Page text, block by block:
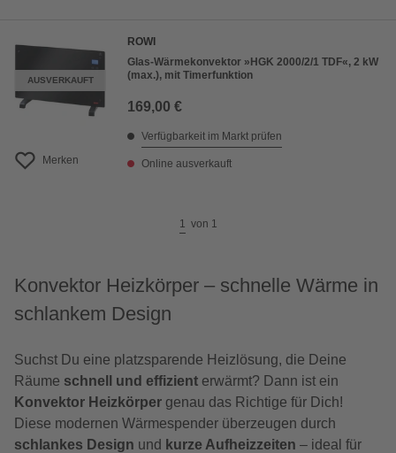
AUSVERKAUFT
Merken
ROWI
Glas-Wärmekonvektor »HGK 2000/2/1 TDF«, 2 kW
(max.), mit Timerfunktion
169,00 €
Verfügbarkeit im Markt prüfen
Online ausverkauft
1 von 1
Konvektor Heizkörper – schnelle Wärme in
schlankem Design
Suchst Du eine platzsparende Heizlösung, die Deine
Räume schnell und effizient erwärmt? Dann ist ein
Konvektor Heizkörper genau das Richtige für Dich!
Diese modernen Wärmespender überzeugen durch
schlankes Design und kurze Aufheizzeiten – ideal für